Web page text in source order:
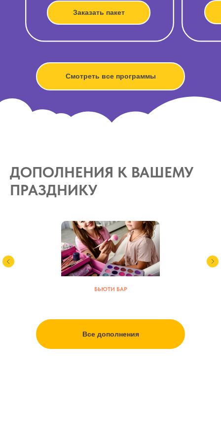
Заказать пакет
Смотреть все программы
ДОПОЛНЕНИЯ К ВАШЕМУ
ПРАЗДНИКУ
БЬЮТИ БАР
Все дополнения